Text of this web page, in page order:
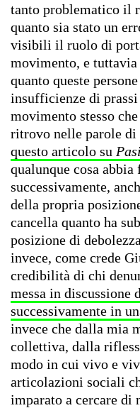
tanto problematico il
quanto sia stato un
visibili il ruolo di
movimento, e tuttavia
quanto queste
insufficienze di
movimento stesso
ritrovo nelle parole di
questo articolo su
qualunque cosa
successivamente,
della propria
cancella quanto ha
posizione di
invece, come crede
credibilità di chi
messa in discussione
successivamente in
invece che dalla mia
collettiva, dalla
modo in cui vivo e
articolazioni sociali
imparato a cercare di